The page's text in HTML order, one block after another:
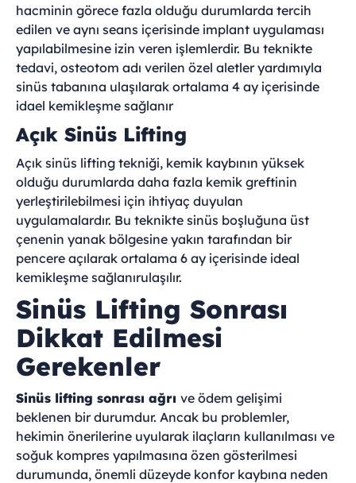
hacminin görece fazla olduğu durumlarda tercih
edilen ve aynı seans içerisinde implant uygulaması
yapılabilmesine izin veren işlemlerdir. Bu teknikte
tedavi, osteotom adı verilen özel aletler yardımıyla
sinüs tabanına ulaşılarak ortalama 4 ay içerisinde
idael kemikleşme sağlanır
Açık Sinüs Lifting
Açık sinüs lifting tekniği, kemik kaybının yüksek
olduğu durumlarda daha fazla kemik greftinin
yerleştirilebilmesi için ihtiyaç duyulan
uygulamalardır. Bu teknikte sinüs boşluğuna üst
çenenin yanak bölgesine yakın tarafından bir
pencere açılarak ortalama 6 ay içerisinde ideal
kemikleşme sağlanırulaşılır.
Sinüs Lifting Sonrası
Dikkat Edilmesi
Gerekenler
Sinüs lifting sonrası ağrı ve ödem gelişimi
beklenen bir durumdur. Ancak bu problemler,
hekimin önerilerine uyularak ilaçların kullanılması ve
soğuk kompres yapılmasına özen gösterilmesi
durumunda, önemli düzeyde konfor kaybına neden